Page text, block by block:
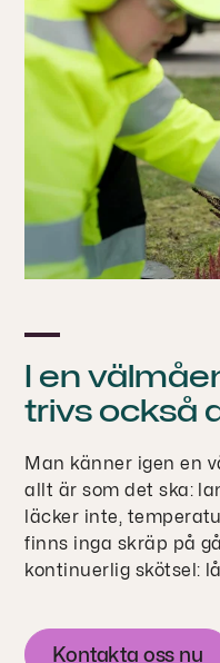
I en
trivs också
Man känner igen en
allt är som det ska:
läcker inte,
finns inga skräp på
kontinuerlig skötsel:
Kontakta oss nu